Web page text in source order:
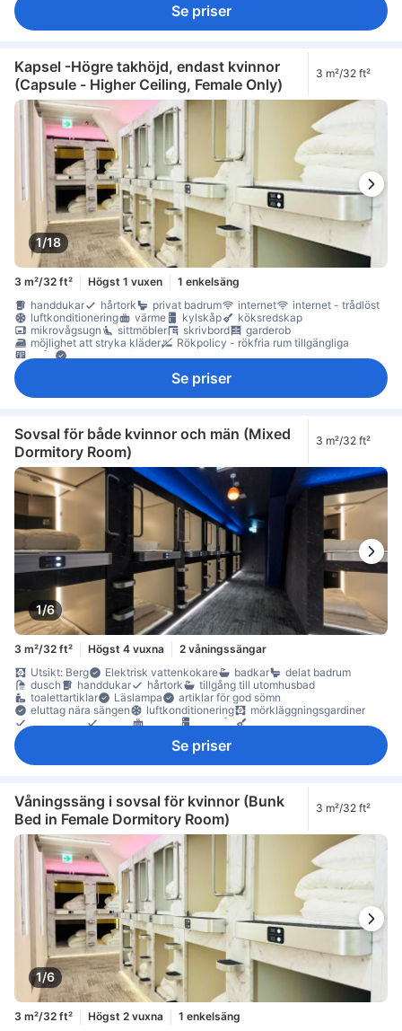
mikrovågsugn
klädhängare
Säkerhets-/skyddsfunktioner
Se priser
Kapsel -Högre takhöjd, endast kvinnor
(Capsule - Higher Ceiling, Female Only)
3 m²/32 ft²
1/18
3 m²/32 ft² Högst 1 vuxen
1 enkelsäng
handdukar
hårtork privat badrum internet
internet - trådlöst
luftkonditionering
värme kylskåp
köksredskap
mikrovågsugn
sittmöbler skrivbord
garderob
möjlighet att stryka kläder
Rökpolicy - rökfria rum tillgängliga
skåp
Se priser
Sovsal för både kvinnor och män (Mixed
Dormitory Room)
3 m²/32 ft²
1/6
3 m²/32 ft² Högst 4 vuxna
2 våningssängar
Utsikt: Berg
Elektrisk vattenkokare badkar
delat badrum
dusch
handdukar hårtork
tillgång till utomhusbad
toalettartiklar
Läslampa
artiklar för god sömn
eluttag nära sängen
luftkonditionering
mörkläggningsgardiner
kylskåp
möjlighet att stryka kläder
Se priser
Våningssäng i sovsal för kvinnor (Bunk
Bed in Female Dormitory Room)
3 m²/32 ft²
1/6
3 m²/32 ft² Högst 2 vuxna 1 enkelsäng